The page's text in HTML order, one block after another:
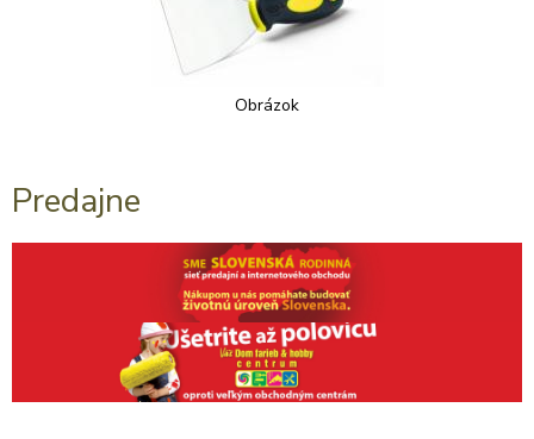
Obrázok
Predajne